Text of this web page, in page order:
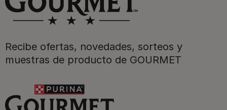
Recibe ofertas, novedades, sorteos y
muestras de producto de GOURMET
Para nuestros socios
Síguenos